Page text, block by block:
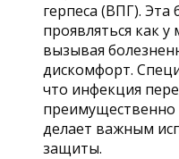
герпеса (ВПГ).
проявляться как
вызывая
дискомфорт.
что инфекция
делает важным
защиты.